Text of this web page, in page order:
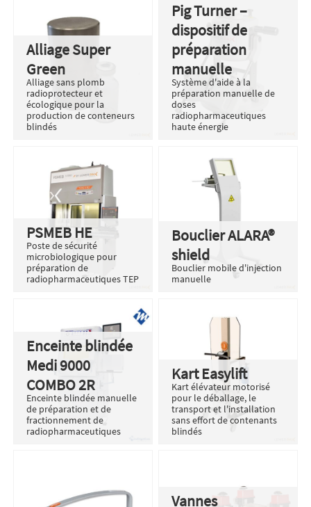
Alliage Super
Green
Alliage sans plomb
radioprotecteur et
écologique pour la
production de conteneurs
blindés
Pig Turner –
dispositif de
préparation
manuelle
Système d'aide à la
préparation manuelle de
doses
radiopharmaceutiques
haute énergie
PSMEB HE
Poste de sécurité
microbiologique pour
préparation de
radiopharmaceutiques TEP
Bouclier ALARA®
shield
Bouclier mobile d'injection
manuelle
Enceinte blindée
Medi 9000
COMBO 2R
Enceinte blindée manuelle
de préparation et de
fractionnement de
radiopharmaceutiques
Kart Easylift
Kart élévateur motorisé
pour le déballage, le
transport et l'installation
sans effort de contenants
blindés
Vannes